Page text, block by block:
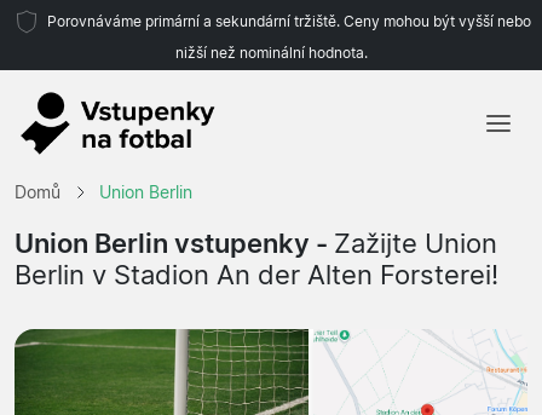
Porovnáváme primární a sekundární tržiště. Ceny mohou být vyšší nebo
nižší než nominální hodnota.
Týmy
Ligy
Domů Union Berlin
Union Berlin vstupenky - Zažijte Union
Berlin v Stadion An der Alten Forsterei!